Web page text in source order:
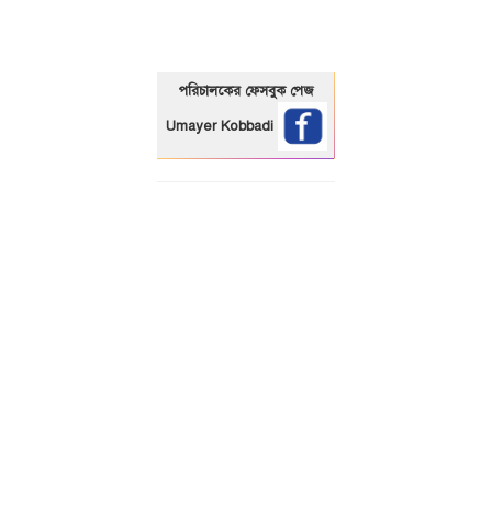
পরিচালকের ফেসবুক পেজ
Umayer Kobbadi